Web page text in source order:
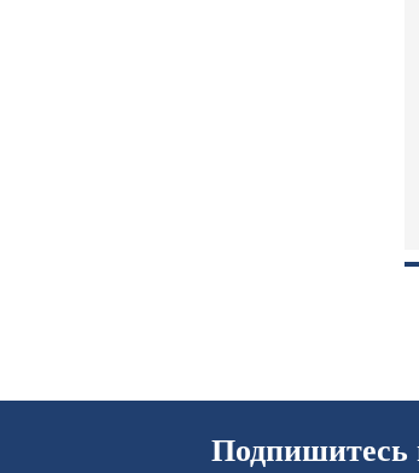
Подпишитесь